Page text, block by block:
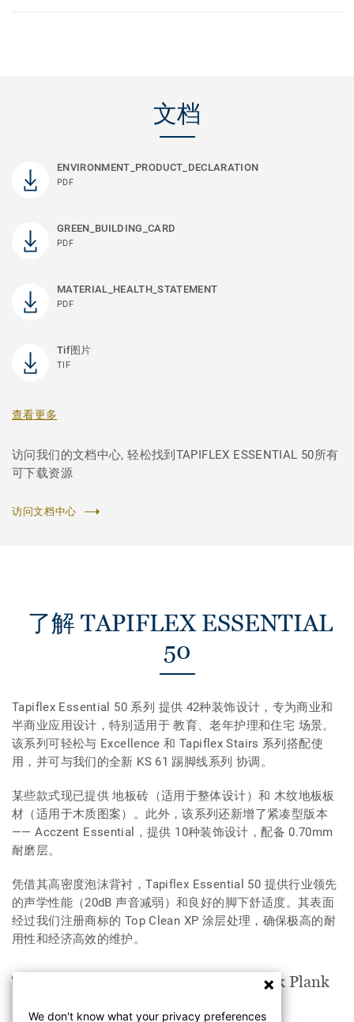
文档
ENVIRONMENT_PRODUCT_DECLARATION
PDF
GREEN_BUILDING_CARD
PDF
MATERIAL_HEALTH_STATEMENT
PDF
Tif图片
TIF
查看更多
访问我们的文档中心, 轻松找到TAPIFLEX ESSENTIAL 50所有
可下载资源
访问文档中心
了解 TAPIFLEX ESSENTIAL
50
Tapiflex Essential 50 系列 提供 42种装饰设计，专为商业和
半商业应用设计，特别适用于 教育、老年护理和住宅 场景。
该系列可轻松与 Excellence 和 Tapiflex Stairs 系列搭配使
用，并可与我们的全新 KS 61 踢脚线系列 协调。
某些款式现已提供 地板砖（适用于整体设计）和 木纹地板板
材（适用于木质图案）。此外，该系列还新增了紧凑型版本
—— Acczent Essential，提供 10种装饰设计，配备 0.70mm
耐磨层。
凭借其高密度泡沫背衬，Tapiflex Essential 50 提供行业领先
的声学性能（20dB 声音减弱）和良好的脚下舒适度。其表面
经过我们注册商标的 Top Clean XP 涂层处理，确保极高的耐
用性和经济高效的维护。
TAPIFLEX ESSENTIAL 50 Citizen Oak Plank
We don't know what your privacy preferences